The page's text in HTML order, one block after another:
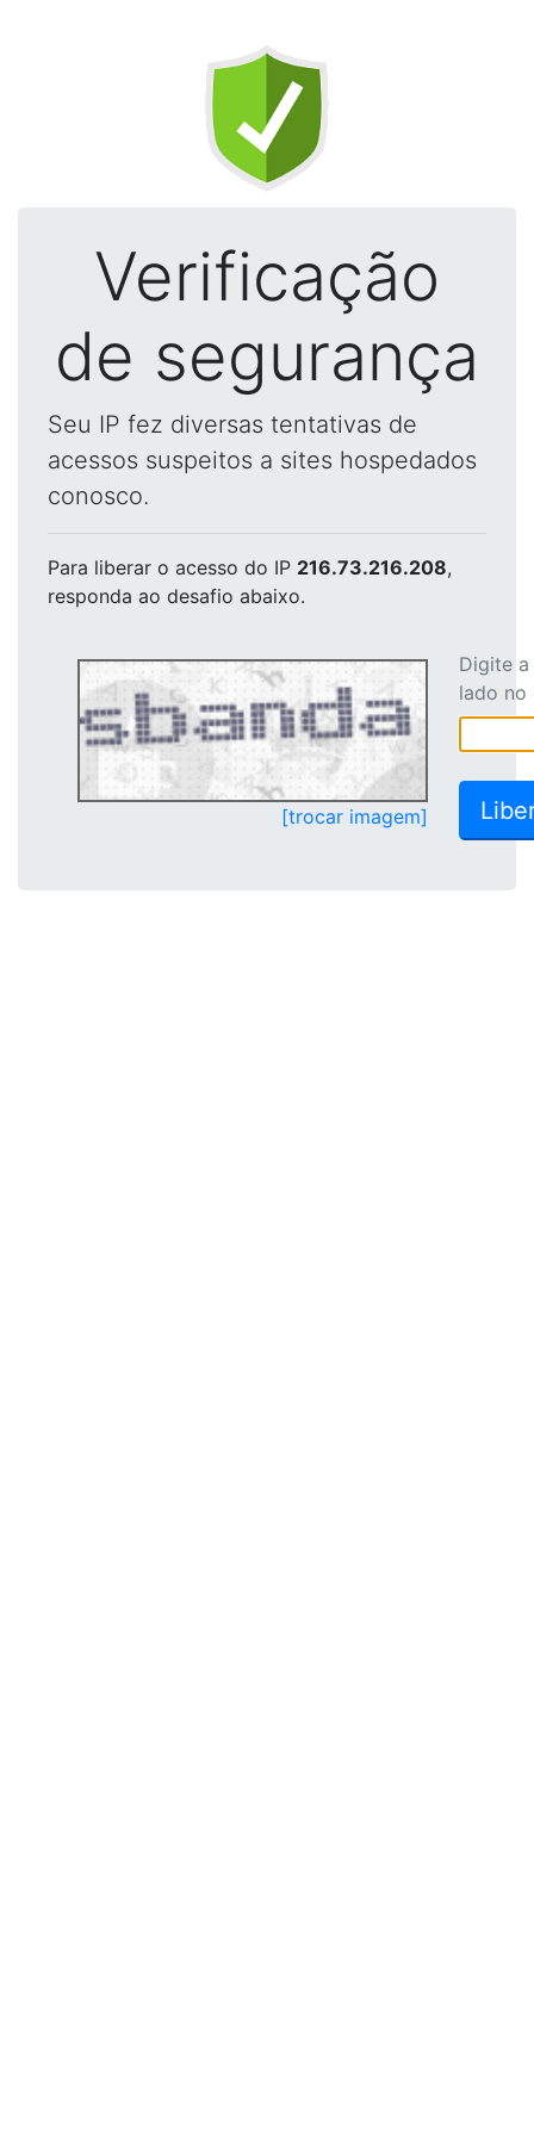
Verificação
de segurança
Seu IP fez diversas tentativas de
acessos suspeitos a sites hospedados
conosco.
Para liberar o acesso do IP 216.73.216.208,
responda ao desafio abaixo.
[trocar imagem]
Digite
lado no